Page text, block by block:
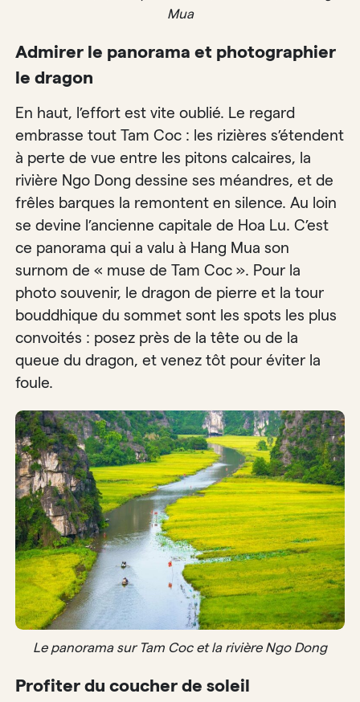
Mua
Admirer le panorama et photographier
le dragon
En haut, l’effort est vite oublié. Le regard
embrasse tout Tam Coc : les rizières s’étendent
à perte de vue entre les pitons calcaires, la
rivière Ngo Dong dessine ses méandres, et de
frêles barques la remontent en silence. Au loin
se devine l’ancienne capitale de Hoa Lu. C’est
ce panorama qui a valu à Hang Mua son
surnom de « muse de Tam Coc ». Pour la
photo souvenir, le dragon de pierre et la tour
bouddhique du sommet sont les spots les plus
convoités : posez près de la tête ou de la
queue du dragon, et venez tôt pour éviter la
foule.
Le panorama sur Tam Coc et la rivière Ngo Dong
Profiter du coucher de soleil